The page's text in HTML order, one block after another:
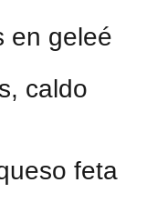
en geleé
caldo
feta